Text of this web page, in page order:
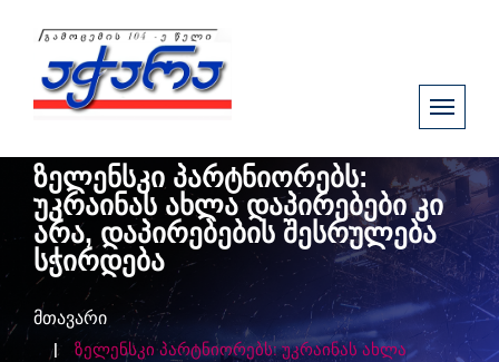
ზელენსკი პარტნიორებს:
უკრაინას ახლა დაპირებები კი
არა, დაპირებების შესრულება
სჭირდება
მთავარი
ზელენსკი პარტნიორებს: უკრაინას ახლა